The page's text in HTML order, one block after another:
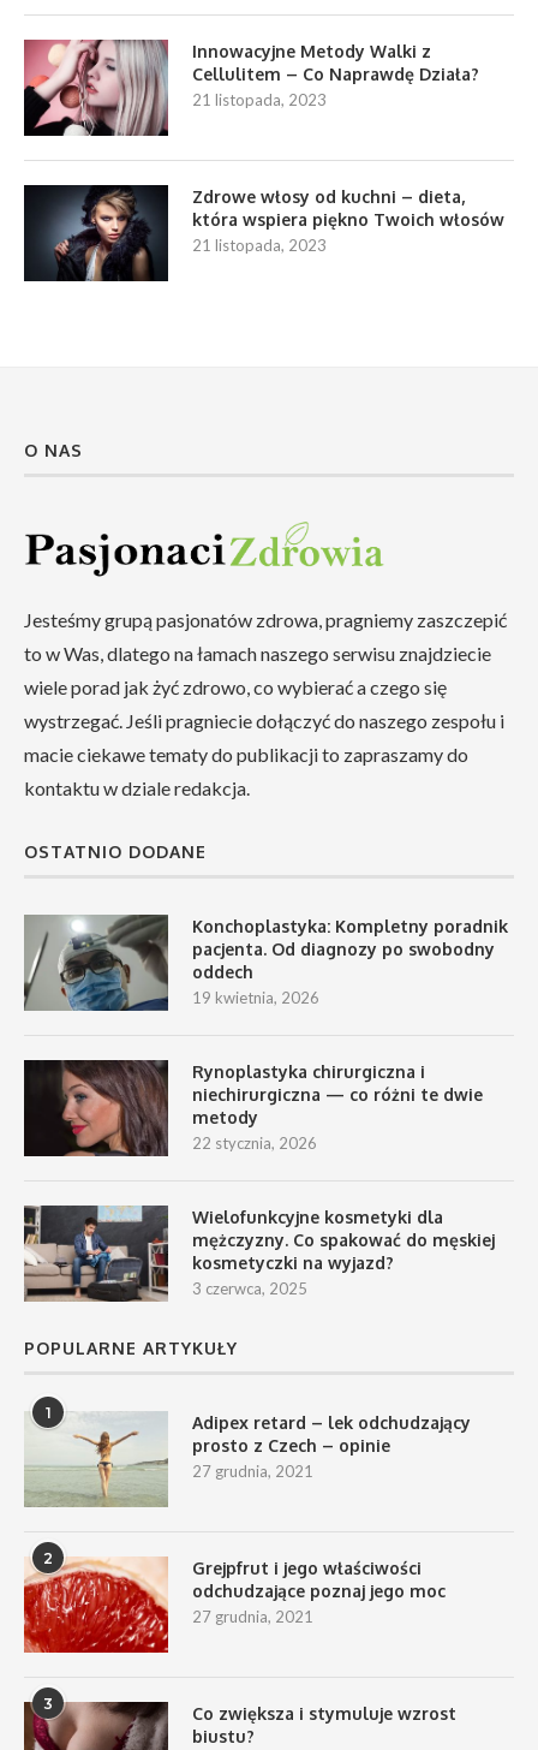
Innowacyjne Metody Walki z
Cellulitem – Co Naprawdę Działa?
21 listopada, 2023
Zdrowe włosy od kuchni – dieta,
która wspiera piękno Twoich włosów
21 listopada, 2023
O NAS
Jesteśmy grupą pasjonatów zdrowa, pragniemy zaszczepić
to w Was, dlatego na łamach naszego serwisu znajdziecie
wiele porad jak żyć zdrowo, co wybierać a czego się
wystrzegać. Jeśli pragniecie dołączyć do naszego zespołu i
macie ciekawe tematy do publikacji to zapraszamy do
kontaktu w dziale redakcja.
OSTATNIO DODANE
Konchoplastyka: Kompletny poradnik
pacjenta. Od diagnozy po swobodny
oddech
19 kwietnia, 2026
Rynoplastyka chirurgiczna i
niechirurgiczna — co różni te dwie
metody
22 stycznia, 2026
Wielofunkcyjne kosmetyki dla
mężczyzny. Co spakować do męskiej
kosmetyczki na wyjazd?
3 czerwca, 2025
POPULARNE ARTYKUŁY
1
Adipex retard – lek odchudzający
prosto z Czech – opinie
27 grudnia, 2021
2
Grejpfrut i jego właściwości
odchudzające poznaj jego moc
27 grudnia, 2021
3
Co zwiększa i stymuluje wzrost
biustu?